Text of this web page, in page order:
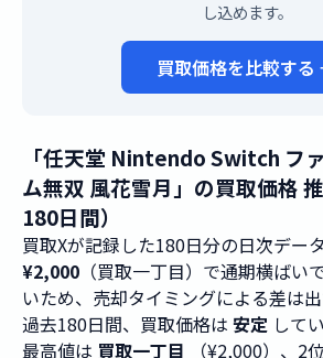
し込めます。
買取価格を比較す
「任天堂 Nintendo Switch フ
ム無双 風花雪月」の買取価格
180日間）
買取Xが記録した180日分の日次デー
¥2,000 （買取一丁目）で通期横ばい
いため、売却タイミングによる差は出
過去180日間、買取価格は 安定 して
最高値は 買取一丁目 （¥2,000）、2